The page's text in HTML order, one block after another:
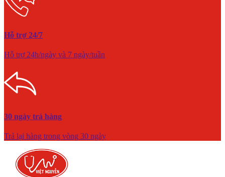
Hỗ trợ 24/7
Hỗ trợ 24h/ngày và 7 ngày/tuần
30 ngày trả hàng
Trả lại hàng trong vòng 30 ngày